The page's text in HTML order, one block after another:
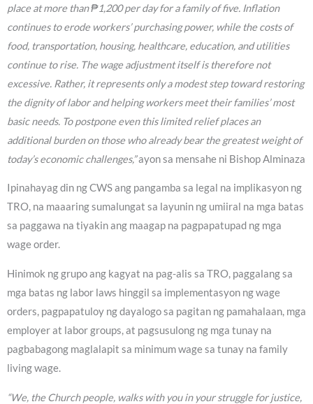
place at more than ₱1,200 per day for a family of five. Inflation
continues to erode workers’ purchasing power, while the costs of
food, transportation, housing, healthcare, education, and utilities
continue to rise. The wage adjustment itself is therefore not
excessive. Rather, it represents only a modest step toward restoring
the dignity of labor and helping workers meet their families’ most
basic needs. To postpone even this limited relief places an
additional burden on those who already bear the greatest weight of
today’s economic challenges,”ayon sa mensahe ni Bishop Alminaza
Ipinahayag din ng CWS ang pangamba sa legal na implikasyon ng
TRO, na maaaring sumalungat sa layunin ng umiiral na mga batas
sa paggawa na tiyakin ang maagap na pagpapatupad ng mga
wage order.
Hinimok ng grupo ang kagyat na pag-alis sa TRO, paggalang sa
mga batas ng labor laws hinggil sa implementasyon ng wage
orders, pagpapatuloy ng dayalogo sa pagitan ng pamahalaan, mga
employer at labor groups, at pagsusulong ng mga tunay na
pagbabagong maglalapit sa minimum wage sa tunay na family
living wage.
“We, the Church people, walks with you in your struggle for justice,